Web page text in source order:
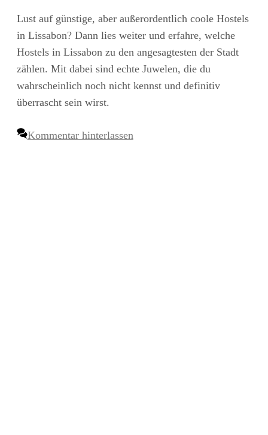
Lust auf günstige, aber außerordentlich coole Hostels
in Lissabon? Dann lies weiter und erfahre, welche
Hostels in Lissabon zu den angesagtesten der Stadt
zählen. Mit dabei sind echte Juwelen, die du
wahrscheinlich noch nicht kennst und definitiv
überrascht sein wirst.
Kommentar hinterlassen